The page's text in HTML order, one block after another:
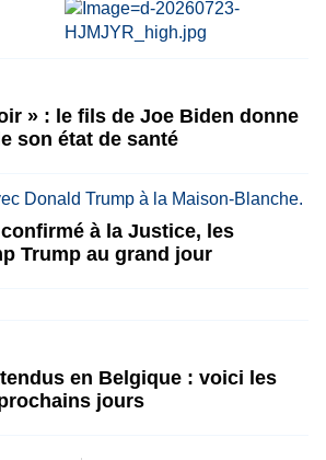
» : le fils de Joe Biden donne
son état de santé
à la Justice, les
Trump au grand jour
en Belgique : voici les
jours